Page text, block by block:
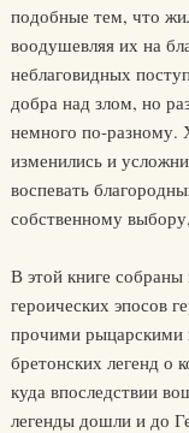
подобные тем, что
воодушевляя их на
неблаговидных
добра над злом, но
немного по-разному.
изменились и
воспевать
собственному
В этой книге собраны
героических эпосов
прочими рыцарскими
бретонских легенд о
куда впоследствии
легенды дошли и до